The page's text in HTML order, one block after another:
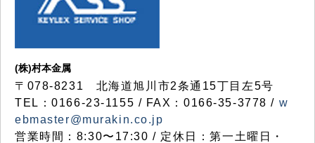
(株)村本金属
〒078-8231 北海道旭川市2条通15丁目左5号
TEL：0166-23-1155 / FAX：0166-35-3778 / w
ebmaster@murakin.co.jp
営業時間：8:30〜17:30 / 定休日：第一土曜日・